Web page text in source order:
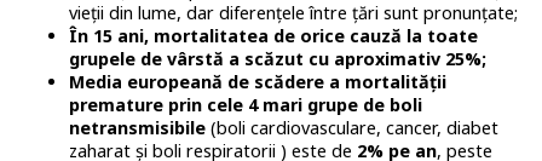
vieții din lume, dar diferențele între țări sunt pronunțate;
În 15 ani, mortalitatea de orice cauză la toate
grupele de vârstă a scăzut cu aproximativ 25%;
Media europeană de scădere a mortalității
premature prin cele 4 mari grupe de boli
netransmisibile(boli cardiovasculare, cancer, diabet
zaharat și boli respiratorii ) este de 2% pe an, peste